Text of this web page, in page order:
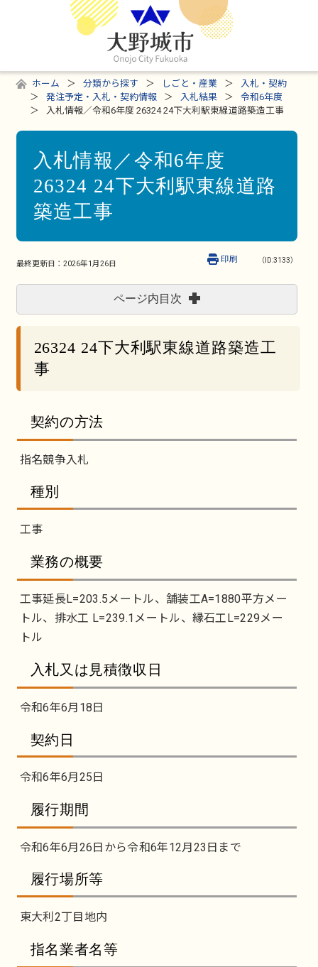
ホーム 分類から探す しごと・産業
入札・契約
発注予定・入札・契約情報
入札結果
令和6年度
入札情報／令和6年度 26324 24下大利駅東線道路築造工事
入札情報／令和6年度
26324 24下大利駅東線道路
築造工事
最終更新日： 2026年1月26日 （ID:3133）
印刷
ページ内目次
26324 24下大利駅東線道路築造工
事
契約の方法
指名競争入札
種別
工事
業務の概要
工事延長L=203.5メートル、舗装工A=1880平方メー
トル、排水工 L=239.1メートル、縁石工L=229メー
トル
入札又は見積徴収日
令和6年6月18日
契約日
令和6年6月25日
履行期間
令和6年6月26日から令和6年12月23日まで
履行場所等
東大利2丁目地内
指名業者名等